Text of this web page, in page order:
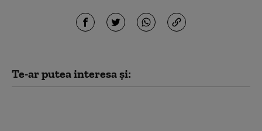
Te-ar putea interesa și: